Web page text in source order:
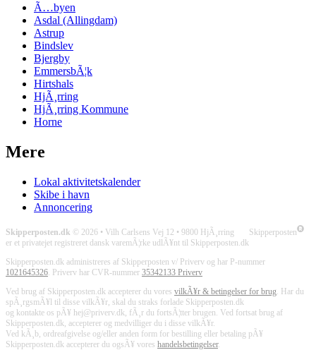
Ã…byen
Asdal (Allingdam)
Astrup
Bindslev
Bjergby
EmmersbÃ¦k
Hirtshals
HjÃ¸rring
HjÃ¸rring Kommune
Horne
Mere
Lokal aktivitetskalender
Skibe i havn
Annoncering
Skipperposten.dk © 2026 • Vilh Carlsens Vej 12 • 9800 HjÃ¸rring Skipperposten
er et privatejet registreret dansk varemÃ¦rke udlÃ¥nt til Skipperposten.dk
Skipperposten.dk administreres af Skipperposten v/ Priverv og har P-nummer
1021645326 . Priverv har CVR-nummer 35342133 Priverv
Ved brug af Skipperposten.dk accepterer du vores vilkÃ¥r & betingelser for brug . Har du
spÃ¸rgsmÃ¥l til disse vilkÃ¥r, skal du straks forlade Skipperposten.dk
og kontakte os pÃ¥ hej@priverv.dk, fÃ¸r du fortsÃ¦tter brugen. Ved fortsat brug af
Skipperposten.dk, accepterer og medvilliger du i disse vilkÃ¥r.
Ved kÃ¸b, ordreafgivelse og/eller anden form for bestilling eller betaling pÃ¥
Skipperposten.dk accepterer du ogsÃ¥ vores handelsbetingelser.